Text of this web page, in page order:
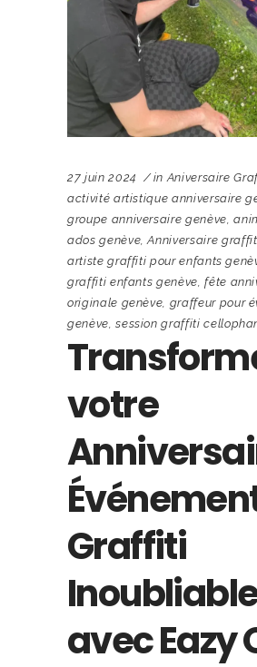
27 juin 2024 in Aniversaire
activité artistique anniversaire
groupe anniversaire genève,
ados genève,Anniversaire
artiste graffiti pour enfants
graffiti enfants genève,fête
originale genève, graffeur pour
genève,session graffiti
votre
Graffiti
avec Eazy